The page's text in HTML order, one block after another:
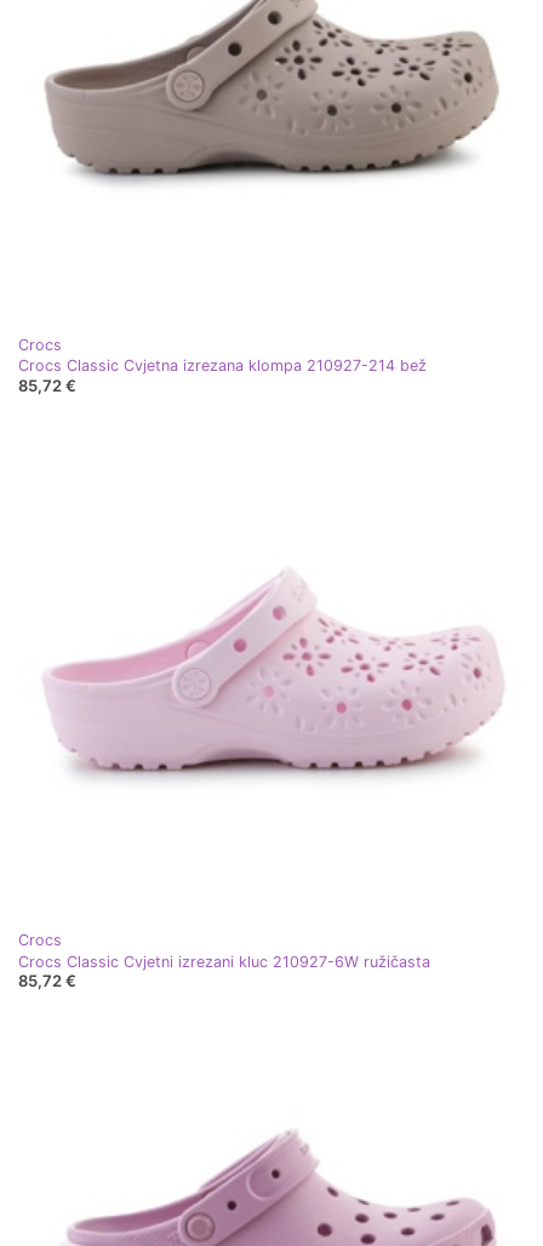
Crocs
Crocs Classic Cvjetna izrezana klompa 210927-214 bež
85,72 €
Crocs
Crocs Classic Cvjetni izrezani kluc 210927-6W ružičasta
85,72 €